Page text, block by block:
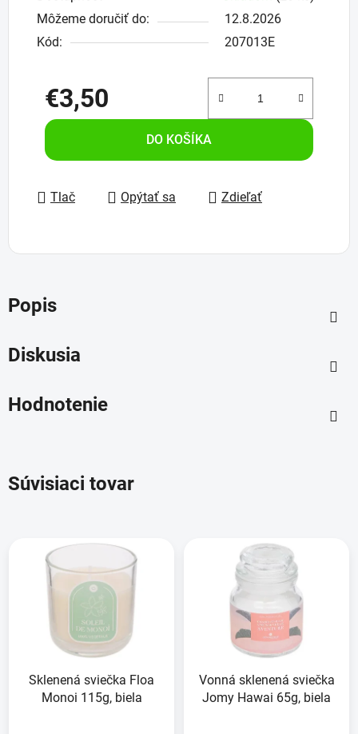
Môžeme doručiť do:
12.8.2026
Kód:
207013E
€3,50
Jednotková cena:
DO KOŠÍKA
Tlač Opýtať sa Zdieľať
Popis
Diskusia
Hodnotenie
Súvisiaci tovar
Sklenená sviečka Floa
Monoi 115g, biela
Vonná sklenená sviečka
Jomy Hawai 65g, biela